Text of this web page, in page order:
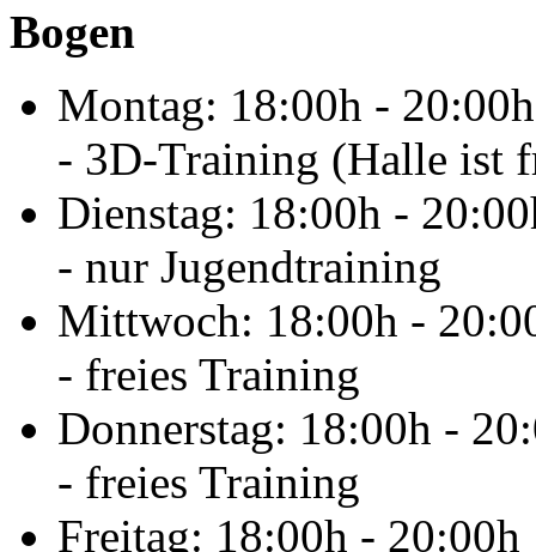
Bogen
Montag: 18:00h - 20:00h
- 3D-Training (Halle ist
Dienstag: 18:00h -
- nur Jugendtraining
Mittwoch: 18:00h -
- freies Training
Donnerstag: 18:00h -
- freies Training
Freitag: 18:00h - 20:00h